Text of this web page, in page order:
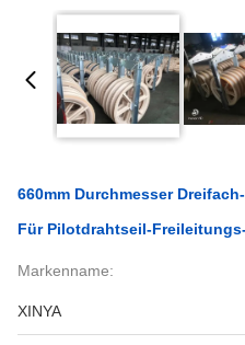
660mm Durchmesser
Für Pilotdrahtseil-
Markenname:
XINYA